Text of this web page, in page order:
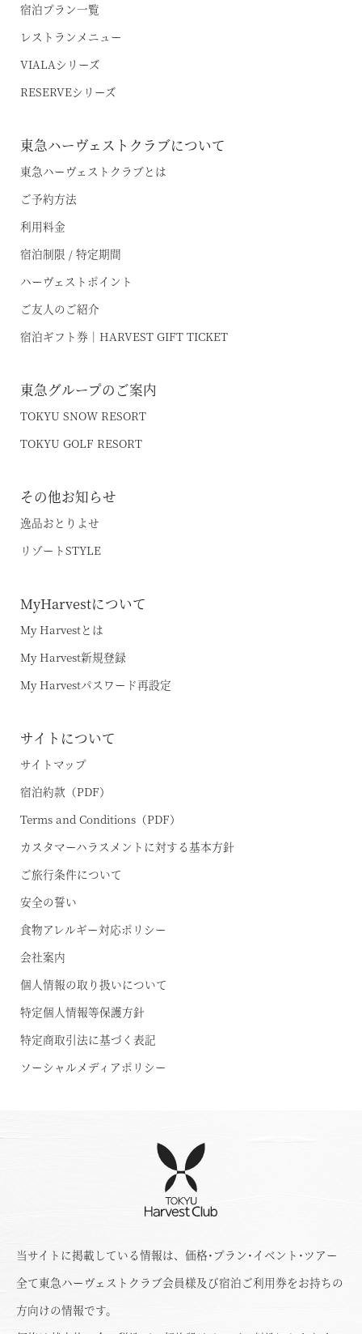
オンライン予約はこちら
お電話でのご予約はこちら
宿泊プラン一覧
レストランメニュー
VIALAシリーズ
RESERVEシリーズ
東急ハーヴェストクラブについて
東急ハーヴェストクラブとは
ご予約方法
利用料金
宿泊制限 / 特定期間
ハーヴェストポイント
ご友人のご紹介
宿泊ギフト券｜HARVEST GIFT TICKET
東急グループのご案内
TOKYU SNOW RESORT
TOKYU GOLF RESORT
その他お知らせ
逸品おとりよせ
リゾートSTYLE
MyHarvestについて
My Harvestとは
My Harvest新規登録
My Harvestパスワード再設定
サイトについて
サイトマップ
宿泊約款（PDF）
Terms and Conditions（PDF）
カスタマーハラスメントに対する基本方針
ご旅行条件について
安全の誓い
食物アレルギー対応ポリシー
会社案内
個人情報の取り扱いについて
特定個人情報等保護方針
特定商取引法に基づく表記
ソーシャルメディアポリシー
当サイトに掲載している情報は、価格･プラン･イベント･ツアー
全て東急ハーヴェストクラブ会員様及び宿泊ご利用券をお持ちの
方向けの情報です。